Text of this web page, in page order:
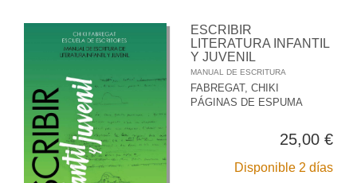
ESCRIBIR
LITERATURA INFANTIL
Y JUVENIL
MANUAL DE ESCRITURA
FABREGAT, CHIKI
PÁGINAS DE ESPUMA
25,00 €
Disponible 2 días